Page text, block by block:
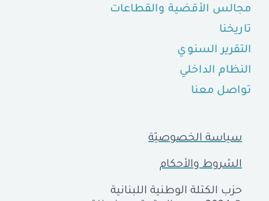
مجالس الأقضية والقطاعات
تاريخنا
التقرير السنوي
النظام الداخلي
تواصل معنا
سياسة الخصوصيّة
الشروط والأحكام
حزب الكتلة الوطنية اللبنانية